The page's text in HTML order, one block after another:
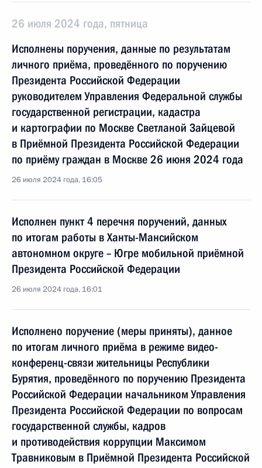
26 июля 2024 года, пятница
Исполнены поручения, данные по результатам
личного приёма, проведённого по поручению
Президента Российской Федерации
руководителем Управления Федеральной службы
государственной регистрации, кадастра
и картографии по Москве Светланой Зайцевой
в Приёмной Президента Российской Федерации
по приёму граждан в Москве 26 июня 2024 года
26 июля 2024 года, 16:05
Исполнен пункт 4 перечня поручений, данных
по итогам работы в Ханты-Мансийском
автономном округе – Югре мобильной приёмной
Президента Российской Федерации
26 июля 2024 года, 16:01
Исполнено поручение (меры приняты), данное
по итогам личного приёма в режиме видео-
конференц-связи жительницы Республики
Бурятия, проведённого по поручению Президента
Российской Федерации начальником Управления
Президента Российской Федерации по вопросам
государственной службы, кадров
и противодействия коррупции Максимом
Травниковым в Приёмной Президента Российской